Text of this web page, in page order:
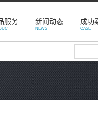
服务 新闻动态
NEWS
成功
CASE